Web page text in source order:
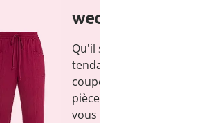
wedolina - Notre
Qu'il s'agisse de basiques
tendance : wedolina est
coupes confortables et
pièce flatte la silhouette et
vous sentir sûr de vous,